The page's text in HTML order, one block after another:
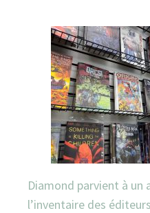
Diamond parvient à
l’inventaire des éditeurs